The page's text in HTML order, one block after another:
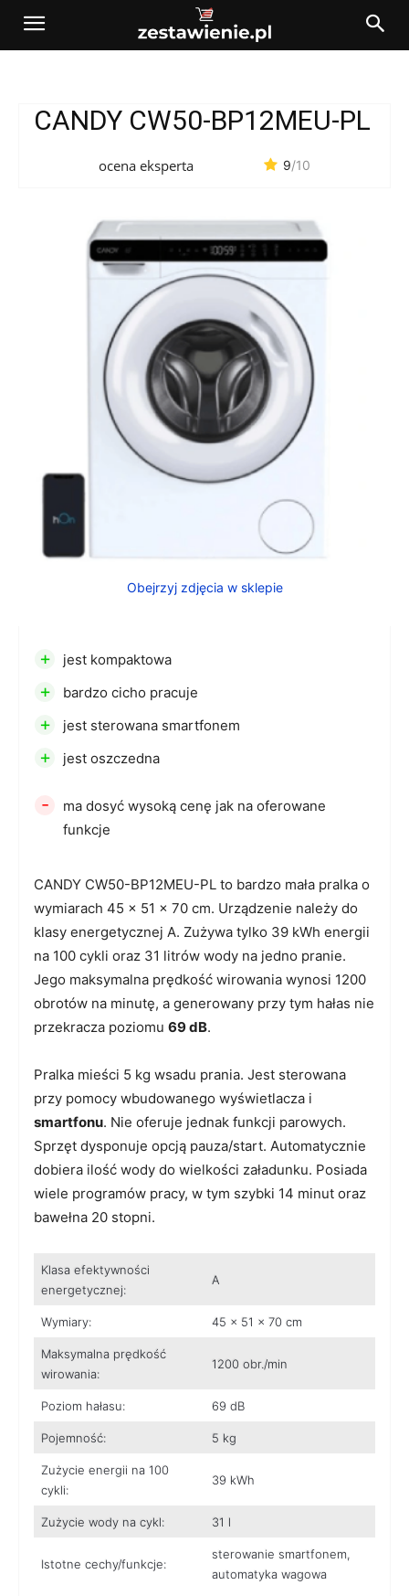
CANDY CW50-BP12MEU-PL
ocena eksperta 9/10
Obejrzyj zdjęcia w sklepie
CANDY CW50-BP12MEU-PL to bardzo mała pralka o
wymiarach 45 x 51 x 70 cm. Urządzenie należy do
klasy energetycznej A. Zużywa tylko 39 kWh energii
na 100 cykli oraz 31 litrów wody na jedno pranie.
Jego maksymalna prędkość wirowania wynosi 1200
obrotów na minutę, a generowany przy tym hałas nie
przekracza poziomu 69 dB.
Pralka mieści 5 kg wsadu prania. Jest sterowana
przy pomocy wbudowanego wyświetlacza i
smartfonu. Nie oferuje jednak funkcji parowych.
Sprzęt dysponuje opcją pauza/start. Automatycznie
dobiera ilość wody do wielkości załadunku. Posiada
wiele programów pracy, w tym szybki 14 minut oraz
bawełna 20 stopni.
Klasa efektywności
energetycznej:
A
Wymiary: 45 x 51 x 70 cm
Maksymalna prędkość
wirowania:
1200 obr./min
Poziom hałasu: 69 dB
Pojemność: 5 kg
Zużycie energii na 100
cykli:
39 kWh
Zużycie wody na cykl: 31 l
Istotne cechy/funkcje:
sterowanie smartfonem,
automatyka wagowa
+ jest kompaktowa
+ bardzo cicho pracuje
+ jest sterowana smartfonem
+ jest oszczedna
-
ma dosyć wysoką cenę jak na oferowane
funkcje